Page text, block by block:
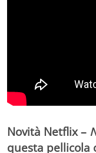
Novità Netflix –
questa pellicola